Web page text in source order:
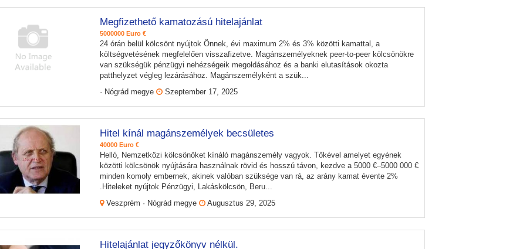
Megfizethető kamatozású hitelajánlat
5000000 Euro €
24 órán belül kölcsönt nyújtok Önnek, évi maximum 2% és 3% közötti kamattal, a
költségvetésének megfelelően visszafizetve. Magánszemélyeknek peer-to-peer kölcsönökre
van szükségük pénzügyi nehézségeik megoldásához és a banki elutasítások okozta
patthelyzet végleg lezárásához. Magánszemélyként a szük...
· Nógrád megye
Szeptember 17, 2025
Hitel kínál magánszemélyek becsületes
40000 Euro €
Helló, Nemzetközi kölcsönöket kínáló magánszemély vagyok. Tőkével amelyet egyének
közötti kölcsönök nyújtására használnak rövid és hosszú távon, kezdve a 5000 €–5000 000 €
minden komoly embernek, akinek valóban szüksége van rá, az arány kamat évente 2%
.Hiteleket nyújtok Pénzügyi, Lakáskölcsön, Beru...
Veszprém · Nógrád megye
Augusztus 29, 2025
Hitelajánlat jegyzőkönyv nélkül.